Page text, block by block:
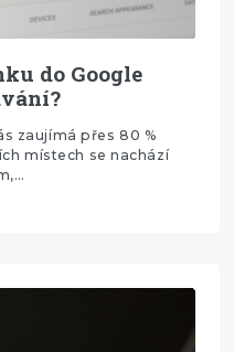
do Google
zaujímá přes 80 %
místech se nachází